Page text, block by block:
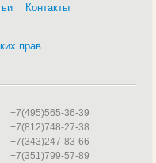
Контакты
прав
+7(495)565-36-39
+7(812)748-27-38
+7(343)247-83-66
+7(351)799-57-89